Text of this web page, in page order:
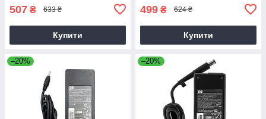
507 ₴ 633 ₴
Купити
499 ₴ 624 ₴
Купити
–20% –20%